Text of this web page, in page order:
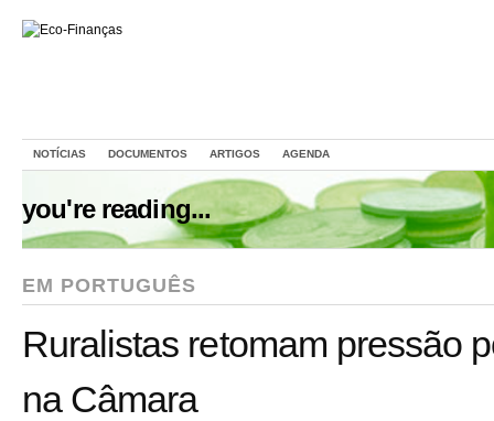
NOTÍCIAS DOCUMENTOS ARTIGOS AGENDA
you're reading...
EM PORTUGUÊS
Ruralistas retomam pressão
na Câmara